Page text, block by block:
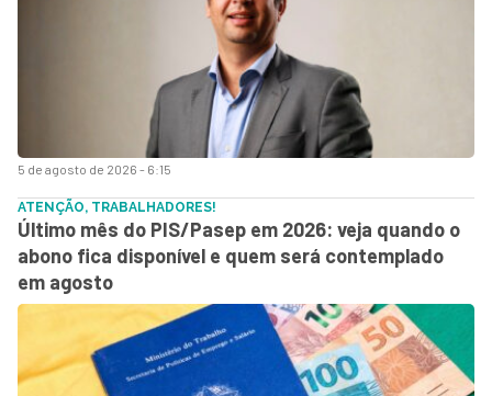
5 de agosto de 2026 - 6:15
ATENÇÃO, TRABALHADORES!
Último mês do PIS/Pasep em 2026: veja quando o
abono fica disponível e quem será contemplado
em agosto